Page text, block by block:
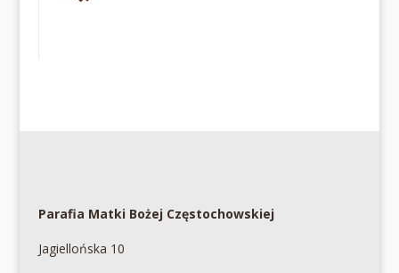
Parafia Matki Bożej Częstochowskiej
Jagiellońska 10